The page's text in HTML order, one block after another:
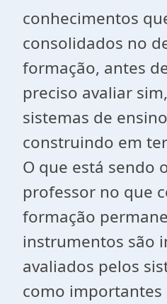
conhecimentos
consolidados no
formação, antes
preciso avaliar
sistemas de
construindo em
O que está sendo
professor no que
formação
instrumentos são
avaliados pelos
como importantes